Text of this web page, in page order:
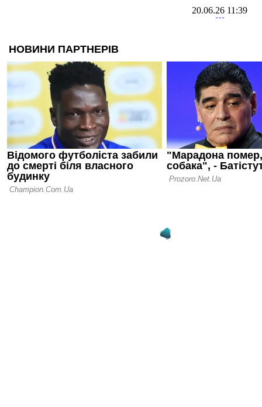
20.06.26 11:39
Шахтар
тренер
10.06.26 15:33
Шахтар -
УПЛ 2025/